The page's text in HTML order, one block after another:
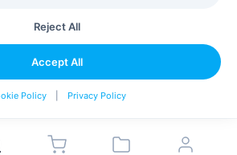
Configure & Add
Reject All
Accept All
Policy Privacy Policy